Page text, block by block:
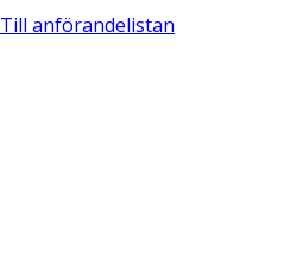
Till anförandelistan